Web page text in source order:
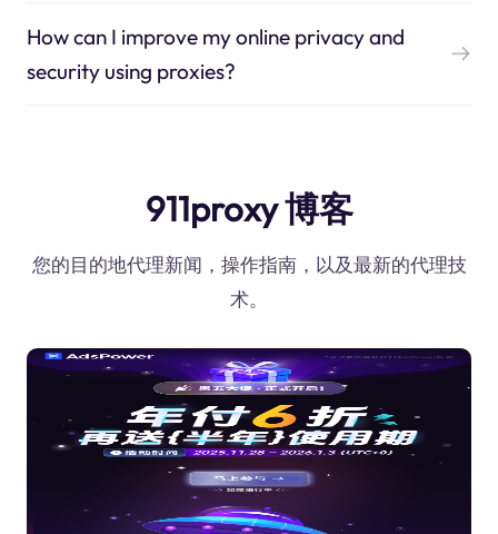
How can I improve my online privacy and
security using proxies?
911proxy 博客
您的目的地代理新闻，操作指南，以及最新的代理技
术。